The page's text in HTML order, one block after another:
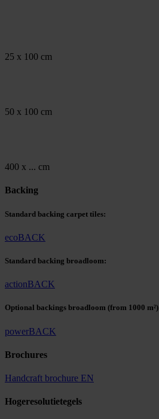
25 x 100 cm
50 x 100 cm
400 x ... cm
Backing
Standard backing carpet tiles:
ecoBACK
Standard backing broadloom:
actionBACK
Optional backings broadloom (from 1000 m²)
powerBACK
Brochures
Handcraft brochure EN
Hogeresolutietegels